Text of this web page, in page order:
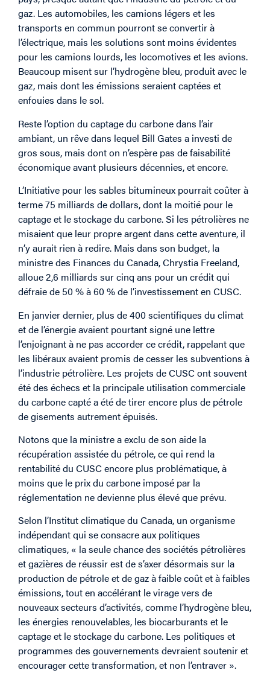
gaz. Les automobiles, les camions légers et les
transports en commun pourront se convertir à
l’électrique, mais les solutions sont moins évidentes
pour les camions lourds, les locomotives et les avions.
Beaucoup misent sur l’hydrogène bleu, produit avec le
gaz, mais dont les émissions seraient captées et
enfouies dans le sol.
Reste l’option du captage du carbone dans l’air
ambiant, un rêve dans lequel Bill Gates a investi de
gros sous, mais dont on n’espère pas de faisabilité
économique avant plusieurs décennies, et encore.
L’Initiative pour les sables bitumineux pourrait coûter à
terme 75 milliards de dollars, dont la moitié pour le
captage et le stockage du carbone. Si les pétrolières ne
misaient que leur propre argent dans cette aventure, il
n’y aurait rien à redire. Mais dans son budget, la
ministre des Finances du Canada, Chrystia Freeland,
alloue 2,6 milliards sur cinq ans pour un crédit qui
défraie de 50 % à 60 % de l’investissement en CUSC.
En janvier dernier, plus de 400 scientifiques du climat
et de l’énergie avaient pourtant signé une lettre
l’enjoignant à ne pas accorder ce crédit, rappelant que
les libéraux avaient promis de cesser les subventions à
l’industrie pétrolière. Les projets de CUSC ont souvent
été des échecs et la principale utilisation commerciale
du carbone capté a été de tirer encore plus de pétrole
de gisements autrement épuisés.
Notons que la ministre a exclu de son aide la
récupération assistée du pétrole, ce qui rend la
rentabilité du CUSC encore plus problématique, à
moins que le prix du carbone imposé par la
réglementation ne devienne plus élevé que prévu.
Selon l’Institut climatique du Canada, un organisme
indépendant qui se consacre aux politiques
climatiques, « la seule chance des sociétés pétrolières
et gazières de réussir est de s’axer désormais sur la
production de pétrole et de gaz à faible coût et à faibles
émissions, tout en accélérant le virage vers de
nouveaux secteurs d’activités, comme l’hydrogène bleu,
les énergies renouvelables, les biocarburants et le
captage et le stockage du carbone. Les politiques et
programmes des gouvernements devraient soutenir et
encourager cette transformation, et non l’entraver ».